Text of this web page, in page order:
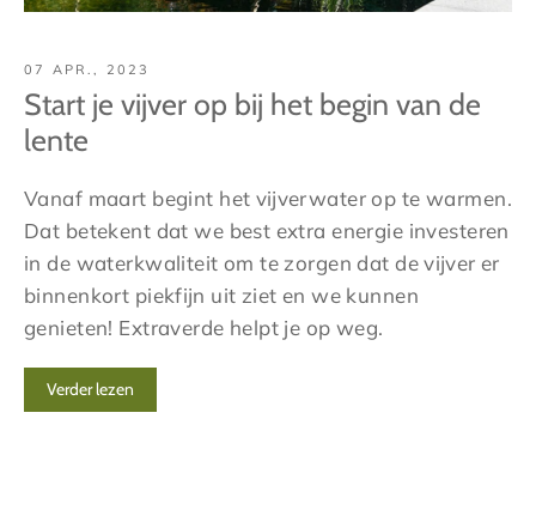
07 APR., 2023
Start je vijver op bij het begin van de
lente
Vanaf maart begint het vijverwater op te warmen.
Dat betekent dat we best extra energie investeren
in de waterkwaliteit om te zorgen dat de vijver er
binnenkort piekfijn uit ziet en we kunnen
genieten! Extraverde helpt je op weg.
Verder lezen